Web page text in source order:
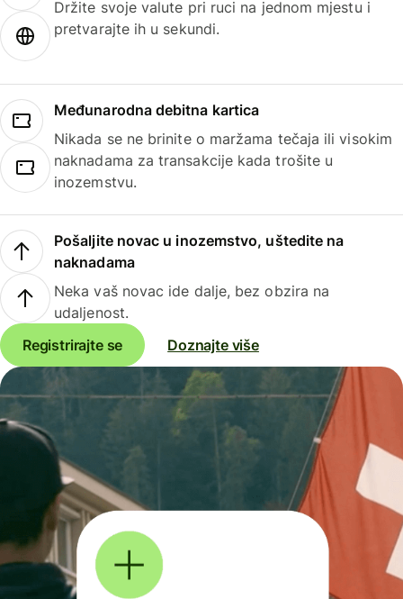
Držite svoje valute pri ruci na jednom mjestu i
pretvarajte ih u sekundi.
Međunarodna debitna kartica
Nikada se ne brinite o maržama tečaja ili visokim
naknadama za transakcije kada trošite u
inozemstvu.
Pošaljite novac u inozemstvo, uštedite na
naknadama
Neka vaš novac ide dalje, bez obzira na
udaljenost.
Registrirajte se
Doznajte više